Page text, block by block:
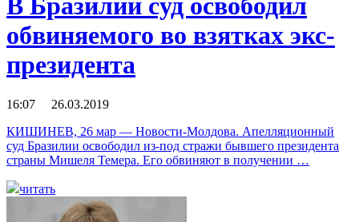
обвиняемого во взятках экс-
президента
16:07 26.03.2019
КИШИНЕВ, 26 мар — Новости-Молдова. Апелляционный
суд Бразилии освободил из-под стражи бывшего президента
страны Мишеля Темера. Его обвиняют в получении …
читать